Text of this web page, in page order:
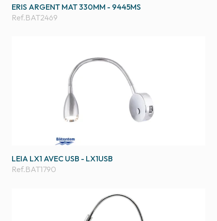
ERIS ARGENT MAT 330MM - 9445MS
Ref.BAT2469
LEIA LX1 AVEC USB - LX1USB
Ref.BAT1790